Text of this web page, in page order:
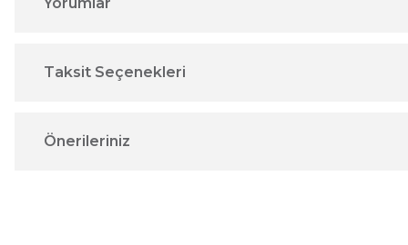
Taksit Seçenekleri
Önerileriniz